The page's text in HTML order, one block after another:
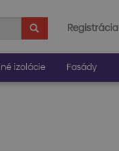
Registrácia
izolácie Fasády